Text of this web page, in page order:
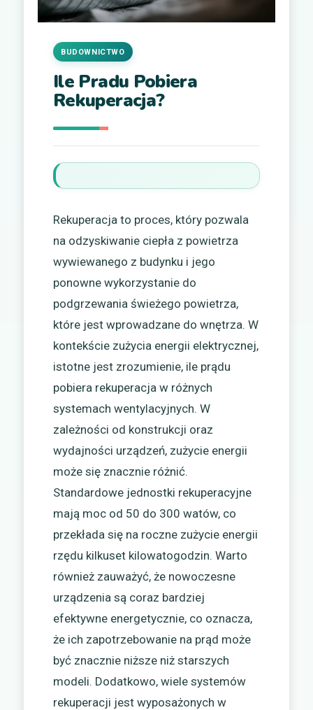
Ile Pradu Pobiera
Rekuperacja?
BUDOWNICTWO
Rekuperacja to proces, który pozwala
na odzyskiwanie ciepła z powietrza
wywiewanego z budynku i jego
ponowne wykorzystanie do
podgrzewania świeżego powietrza,
które jest wprowadzane do wnętrza. W
kontekście zużycia energii elektrycznej,
istotne jest zrozumienie, ile prądu
pobiera rekuperacja w różnych
systemach wentylacyjnych. W
zależności od konstrukcji oraz
wydajności urządzeń, zużycie energii
może się znacznie różnić.
Standardowe jednostki rekuperacyjne
mają moc od 50 do 300 watów, co
przekłada się na roczne zużycie energii
rzędu kilkuset kilowatogodzin. Warto
również zauważyć, że nowoczesne
urządzenia są coraz bardziej
efektywne energetycznie, co oznacza,
że ich zapotrzebowanie na prąd może
być znacznie niższe niż starszych
modeli. Dodatkowo, wiele systemów
rekuperacji jest wyposażonych w